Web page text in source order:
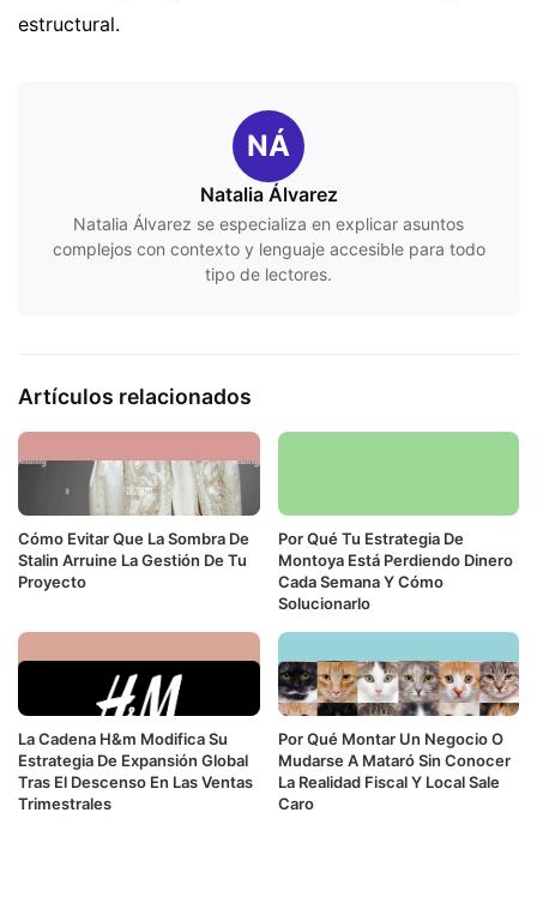
estructural.
NÁ
Natalia Álvarez
Natalia Álvarez se especializa en explicar asuntos
complejos con contexto y lenguaje accesible para todo
tipo de lectores.
Artículos relacionados
Cómo Evitar Que La Sombra De
Stalin Arruine La Gestión De Tu
Proyecto
Por Qué Tu Estrategia De
Montoya Está Perdiendo Dinero
Cada Semana Y Cómo
Solucionarlo
La Cadena H&m Modifica Su
Estrategia De Expansión Global
Tras El Descenso En Las Ventas
Trimestrales
Por Qué Montar Un Negocio O
Mudarse A Mataró Sin Conocer
La Realidad Fiscal Y Local Sale
Caro